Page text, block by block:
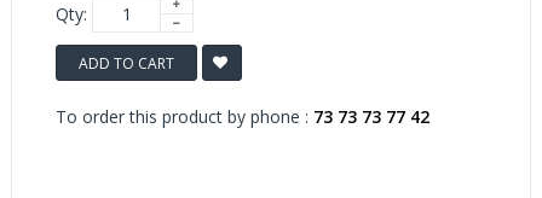
Qty:
ADD TO CART
To order this product by phone : 73 73 73 77 42